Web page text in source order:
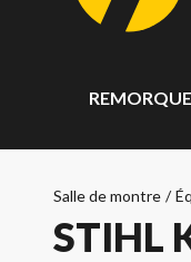
Salle de montre /
STIHL